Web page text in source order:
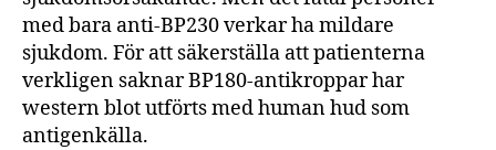
med bara anti-BP230 verkar ha mildare
sjukdom. För att säkerställa att patienterna
verkligen saknar BP180-antikroppar har
western blot utförts med human hud som
antigenkälla.